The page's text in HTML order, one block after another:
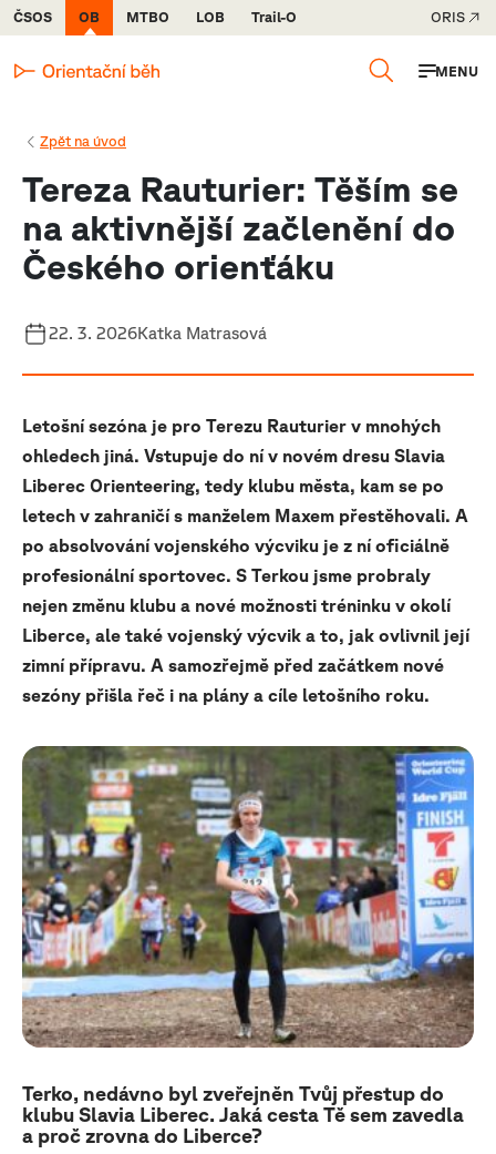
ČSOS OB MTBO LOB Trail-O ORIS
MENU
Zpět na úvod
Tereza Rauturier: Těším se
na aktivnější začlenění do
Českého orienťáku
22. 3. 2026Katka Matrasová
Letošní sezóna je pro Terezu Rauturier v mnohých
ohledech jiná. Vstupuje do ní v novém dresu Slavia
Liberec Orienteering, tedy klubu města, kam se po
letech v zahraničí s manželem Maxem přestěhovali. A
po absolvování vojenského výcviku je z ní oficiálně
profesionální sportovec. S Terkou jsme probraly
nejen změnu klubu a nové možnosti tréninku v okolí
Liberce, ale také vojenský výcvik a to, jak ovlivnil její
zimní přípravu. A samozřejmě před začátkem nové
sezóny přišla řeč i na plány a cíle letošního roku.
Terko, nedávno byl zveřejněn Tvůj přestup do
klubu Slavia Liberec. Jaká cesta Tě sem zavedla
a proč zrovna do Liberce?